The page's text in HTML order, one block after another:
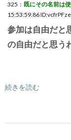
325： 既にその名前は
15:53:59.86
参加は自由だと
の自由だと思う
続きを読む